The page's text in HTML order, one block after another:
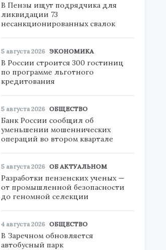
В Пензы ищут подрядчика для
ликвидации 73
несанкционированных свалок
5 августа 2026 ЭКОНОМИКА
В России строится 300 гостиниц
по программе льготного
кредитования
5 августа 2026 ОБЩЕСТВО
Банк России сообщил об
уменьшении мошеннических
операций во втором квартале
5 августа 2026 ОБ АКТУАЛЬНОМ
Разработки пензенских ученых —
от промышленной безопасности
до геномной селекции
4 августа 2026 ОБЩЕСТВО
В Заречном обновляется
автобусный парк